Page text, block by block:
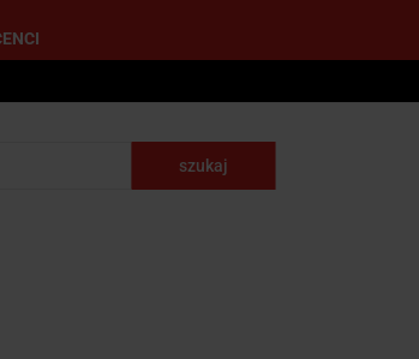
Narzędzia skrawające